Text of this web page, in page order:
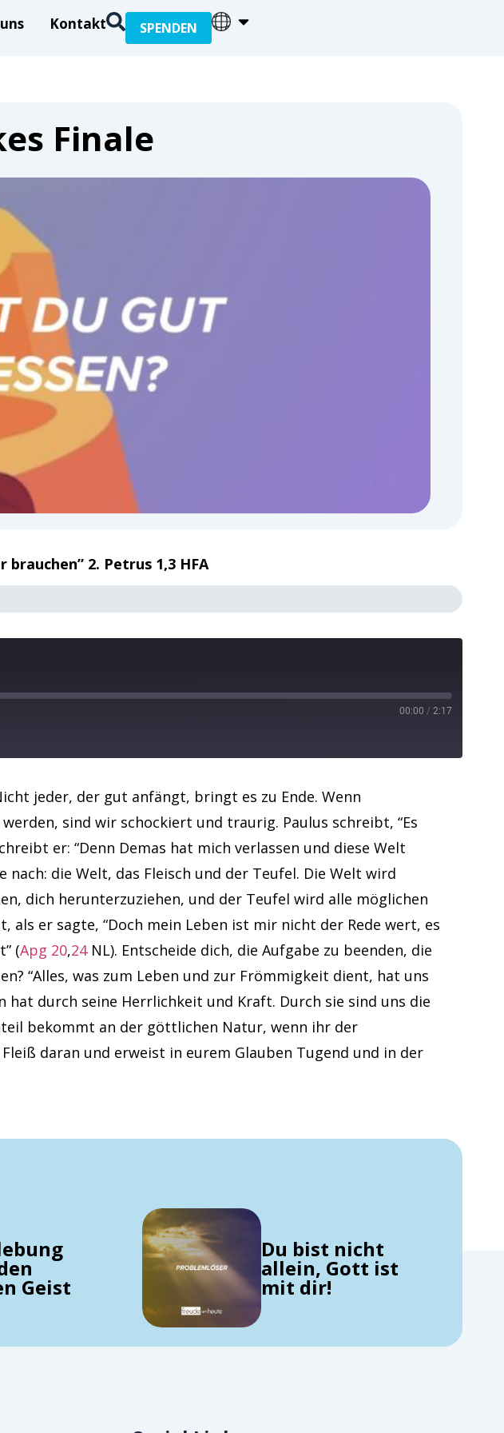
Kontakt SPENDEN
Finale
2. Petrus 1,3 HFA
00:00 / 2:17
jeder, der gut anfängt, bringt es zu Ende. Wenn
sind wir schockiert und traurig. Paulus schreibt, “Es
er: “Denn Demas hat mich verlassen und diese Welt
die Welt, das Fleisch und der Teufel. Die Welt wird
dich herunterzuziehen, und der Teufel wird alle möglichen
als er sagte, “Doch mein Leben ist mir nicht der Rede wert, es
(Apg 20,24NL). Entscheide dich, die Aufgabe zu beenden, die
“Alles, was zum Leben und zur Frömmigkeit dient, hat uns
durch seine Herrlichkeit und Kraft. Durch sie sind uns die
bekommt an der göttlichen Natur, wenn ihr der
daran und erweist in eurem Glauben Tugend und in der
Geist
Du bist nicht
allein, Gott ist
mit dir!